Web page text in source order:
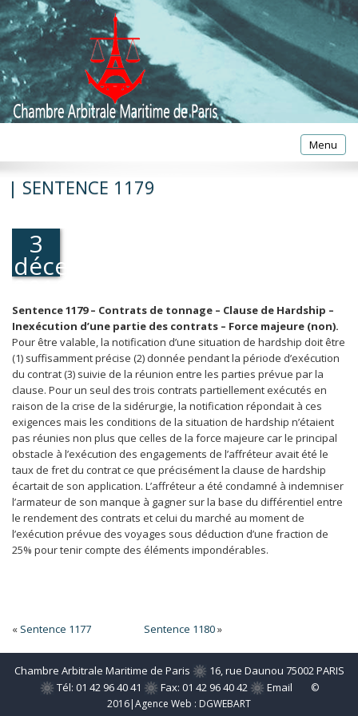
Toggle
Menu
| SENTENCE 1179
3
décembre
2010
Sentence 1179 – Contrats de tonnage – Clause de Hardship –
Inexécution d’une partie des contrats – Force majeure (non).
Pour être valable, la notification d’une situation de hardship doit être
(1) suffisamment précise (2) donnée pendant la période d’exécution
du contrat (3) suivie de la réunion entre les parties prévue par la
clause. Pour un seul des trois contrats partiellement exécutés en
raison de la crise de la sidérurgie, la notification répondait à ces
exigences mais les conditions de la situation de hardship n’étaient
pas réunies non plus que celles de la force majeure car le principal
obstacle à l’exécution des engagements de l’affréteur avait été le
taux de fret du contrat ce que précisément la clause de hardship
écartait de son application. L’affréteur a été condamné à indemniser
l’armateur de son manque à gagner sur la base du différentiel entre
le rendement des contrats et celui du marché au moment de
l’exécution prévue des voyages sous déduction d’une fraction de
25% pour tenir compte des éléments impondérables.
« Sentence 1177 Sentence 1180»
Chambre Arbitrale Maritime de Paris
16, rue Daunou 75002 PARIS
Tél: 01 42 96 40 41
Fax: 01 42 96 40 42 Email
©
2016|Agence Web : DGWEBART